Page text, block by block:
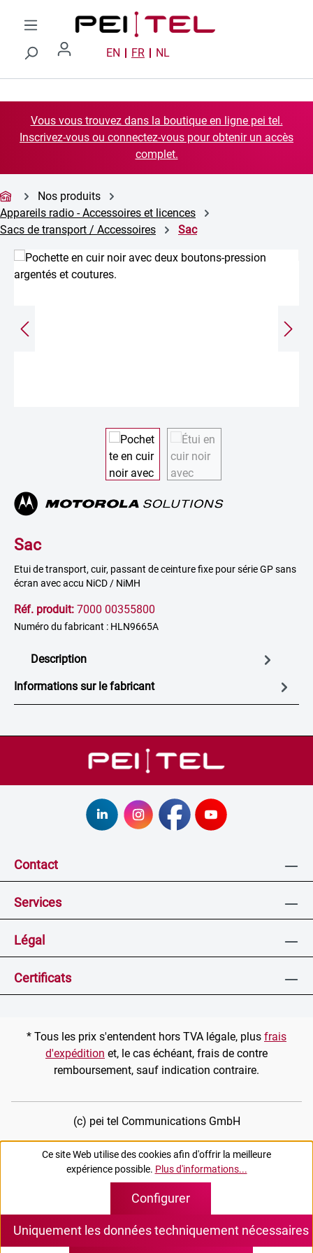
Passer au contenu principal
EN FR NL
Vous vous trouvez dans la boutique en ligne pei tel.
Inscrivez-vous ou connectez-vous pour obtenir un accès
complet.
Nos produits
Appareils radio - Accessoires et licences
Sacs de transport / Accessoires
Sac
Ignorer la galerie d'images
Sac
Etui de transport, cuir, passant de ceinture fixe pour série GP sans
écran avec accu NiCD / NiMH
Réf. produit: 7000 00355800
Numéro du fabricant : HLN9665A
Description
Informations sur le fabricant
Contact
Services
Légal
Certificats
* Tous les prix s'entendent hors TVA légale, plus frais
d'expédition et, le cas échéant, frais de contre
remboursement, sauf indication contraire.
(c) pei tel Communications GmbH
Ce site Web utilise des cookies afin d'offrir la meilleure
expérience possible. Plus d'informations...
Uniquement les données techniquement nécessaires
Configurer